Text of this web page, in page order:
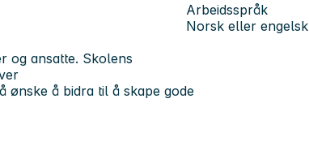
Arbeidsspråk
Norsk eller engelsk
og ansatte. Skolens
ønske å bidra til å skape gode